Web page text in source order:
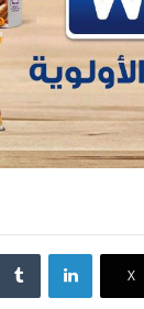
X
لينكدإن